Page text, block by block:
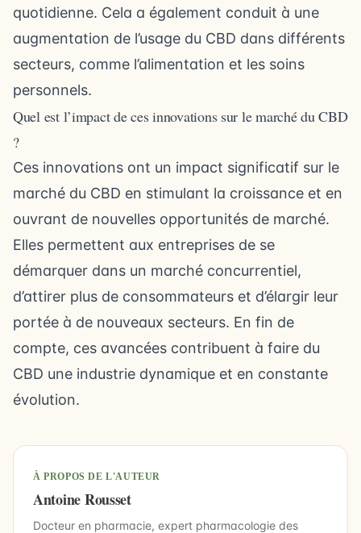
quotidienne. Cela a également conduit à une
augmentation de l’usage du CBD dans différents
secteurs, comme l’alimentation et les soins
personnels.
Quel est l’impact de ces innovations sur le marché du CBD
?
Ces innovations ont un impact significatif sur le
marché du CBD en stimulant la croissance et en
ouvrant de nouvelles opportunités de marché.
Elles permettent aux entreprises de se
démarquer dans un marché concurrentiel,
d’attirer plus de consommateurs et d’élargir leur
portée à de nouveaux secteurs. En fin de
compte, ces avancées contribuent à faire du
CBD une industrie dynamique et en constante
évolution.
À PROPOS DE L'AUTEUR
Antoine Rousset
Docteur en pharmacie, expert pharmacologie des